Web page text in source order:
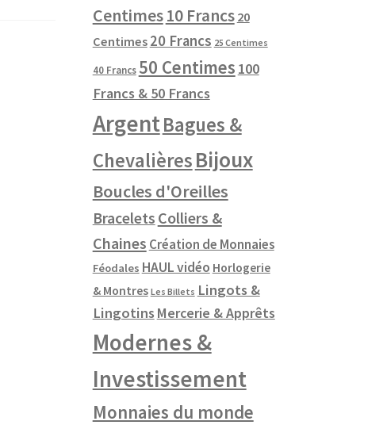
Centimes10 Francs 20
Centimes 20 Francs 25 Centimes
40 Francs 50 Centimes 100
Francs & 50 Francs
ArgentBagues &
ChevalièresBijoux
Boucles d'Oreilles
Bracelets Colliers &
Chaines Création de Monnaies
Féodales HAUL vidéo Horlogerie
& Montres Les Billets Lingots &
Lingotins Mercerie & Apprêts
Modernes &
Investissement
Monnaies du monde